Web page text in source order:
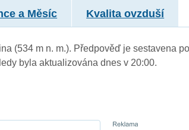
a Měsíc Kvalita ovzduší
(534 m n. m.). Předpověď je sestavena
byla aktualizována dnes v 20:00.